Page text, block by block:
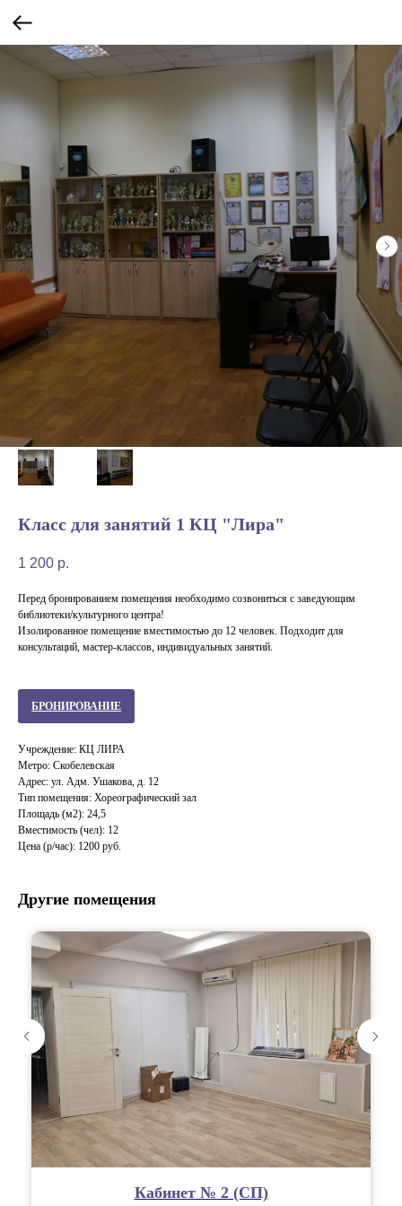
Класс для занятий 1 КЦ "Лира"
1 200 р.
Перед бронированием помещения необходимо созвониться с заведующим
библиотеки/культурного центра!
Изолированное помещение вместимостью до 12 человек. Подходит для
консультаций, мастер-классов, индивидуальных занятий.
БРОНИРОВАНИЕ
Учреждение: КЦ ЛИРА
Метро: Скобелевская
Адрес: ул. Адм. Ушакова, д. 12
Тип помещения: Хореографический зал
Площадь (м2): 24,5
Вместимость (чел): 12
Цена (р/час): 1200 руб.
Другие помещения
Кабинет № 2 (СП)